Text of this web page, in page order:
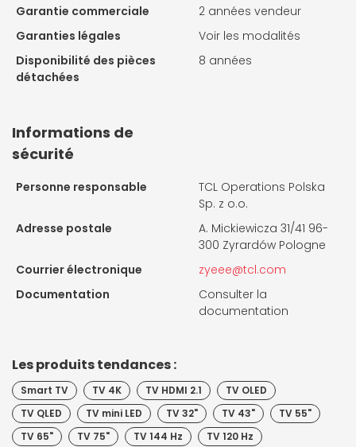
Garantie commerciale
2 années vendeur
Garanties légales
Voir les modalités
Disponibilité des pièces
détachées
8 années
Informations de
sécurité
Personne responsable
TCL Operations Polska
Sp. z o.o.
Adresse postale
A. Mickiewicza 31/41 96-
300 Zyrardów Pologne
Courrier électronique
zyeee@tcl.com
Documentation
Consulter la
documentation
Les produits tendances :
Smart TV TV 4K TV HDMI 2.1
TV OLED
TV QLED
TV mini LED TV 32" TV 43"
TV 55"
TV 65"
TV 75" TV 144 Hz
TV 120 Hz